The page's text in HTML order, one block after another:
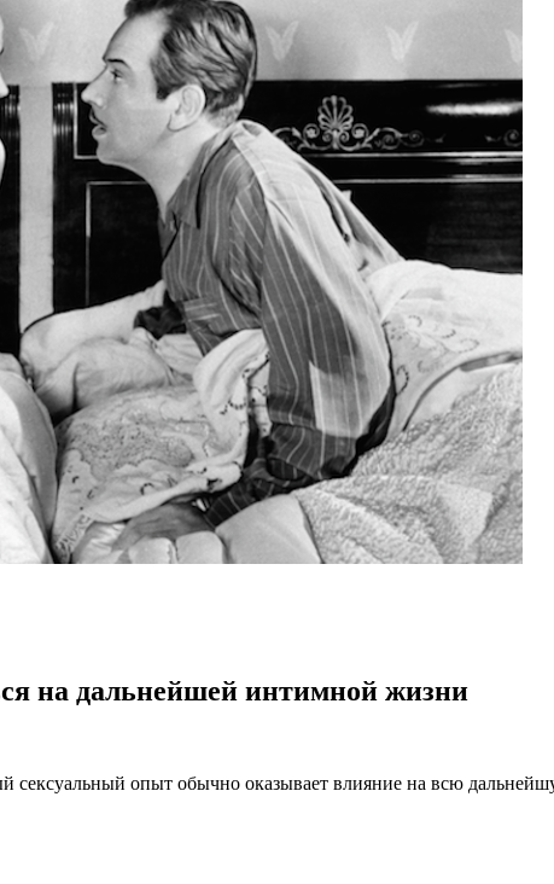
на дальнейшей интимной жизни
сексуальный опыт обычно оказывает влияние на всю